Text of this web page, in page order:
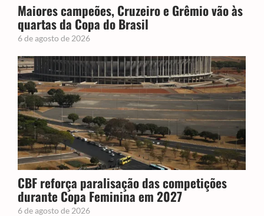
Maiores campeões, Cruzeiro e Grêmio vão às
quartas da Copa do Brasil
6 de agosto de 2026
CBF reforça paralisação das competições
durante Copa Feminina em 2027
6 de agosto de 2026